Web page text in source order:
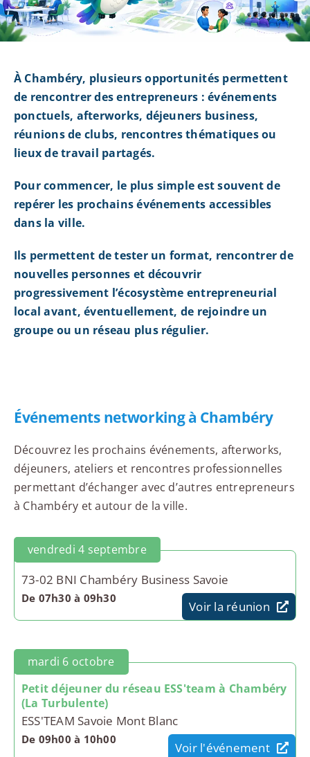
À Chambéry, plusieurs opportunités permettent
de rencontrer des entrepreneurs : événements
ponctuels, afterworks, déjeuners business,
réunions de clubs, rencontres thématiques ou
lieux de travail partagés.
Pour commencer, le plus simple est souvent de
repérer les prochains événements accessibles
dans la ville.
Ils permettent de tester un format, rencontrer de
nouvelles personnes et découvrir
progressivement l’écosystème entrepreneurial
local avant, éventuellement, de rejoindre un
groupe ou un réseau plus régulier.
Événements networking à Chambéry
Découvrez les prochains événements, afterworks,
déjeuners, ateliers et rencontres professionnelles
permettant d’échanger avec d’autres entrepreneurs
à Chambéry et autour de la ville.
vendredi 4 septembre
73-02 BNI Chambéry Business Savoie
De 07h30 à 09h30
Voir la réunion
mardi 6 octobre
Petit déjeuner du réseau ESS'team à Chambéry
(La Turbulente)
ESS'TEAM Savoie Mont Blanc
De 09h00 à 10h00
Voir l'événement